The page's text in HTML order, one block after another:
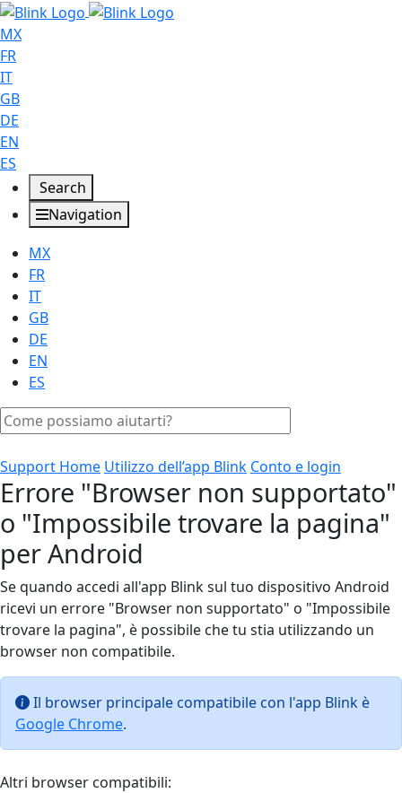
MX
FR
IT
GB
DE
EN
ES
Search
Navigation
MX
FR
IT
GB
DE
EN
ES
Support Home Utilizzo dell’app Blink Conto e login
Errore "Browser non supportato"
o "Impossibile trovare la pagina"
per Android
Se quando accedi all'app Blink sul tuo dispositivo Android
ricevi un errore "Browser non supportato" o "Impossibile
trovare la pagina", è possibile che tu stia utilizzando un
browser non compatibile.
Il browser principale compatibile con l'app Blink è
Google Chrome.
Altri browser compatibili: